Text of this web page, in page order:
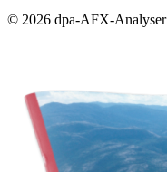
© 2026 dpa-AFX-Analyser